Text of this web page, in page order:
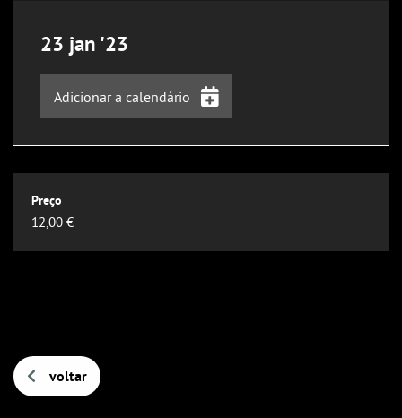
23 jan '23
Adicionar a calendário
Outlook
Outlook Online
Yahoo! Calendar
12,00 €
voltar